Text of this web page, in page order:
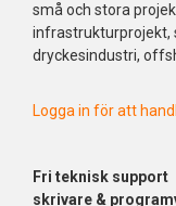
små och stora
infrastrukturprojekt,
dryckesindustri,
Logga in för att
Fri teknisk support
skrivare &